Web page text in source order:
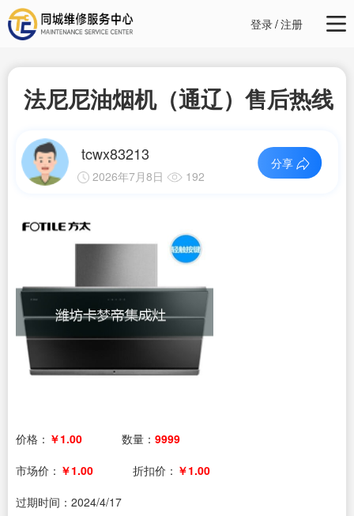
登录/注册
法尼尼油烟机（通辽）售后热线
tcwx83213
2026年7月8日 192
分享
价格： ￥1.00 数量： 9999
市场价： ￥1.00 折扣价： ￥1.00
过期时间： 2024/4/17